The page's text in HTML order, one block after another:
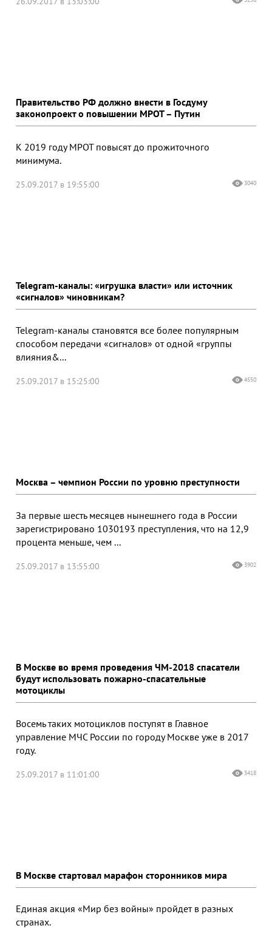
Правительство РФ должно внести в Госдуму
законопроект о повышении МРОТ – Путин
К 2019 году МРОТ повысят до прожиточного
минимума.
25.09.2017 в 19:55:00 3040
Telegram-каналы: «игрушка власти» или источник
«сигналов» чиновникам?
Telegram-каналы становятся все более популярным
способом передачи «сигналов» от одной «группы
влияния&...
25.09.2017 в 15:25:00 4550
Москва – чемпион России по уровню преступности
За первые шесть месяцев нынешнего года в России
зарегистрировано 1030193 преступления, что на 12,9
процента меньше, чем ...
25.09.2017 в 13:55:00 3902
В Москве во время проведения ЧМ-2018 спасатели
будут использовать пожарно-спасательные
мотоциклы
Восемь таких мотоциклов поступят в Главное
управление МЧС России по городу Москве уже в 2017
году.
25.09.2017 в 11:01:00 3418
В Москве стартовал марафон сторонников мира
Единая акция «Мир без войны» пройдет в разных
странах.